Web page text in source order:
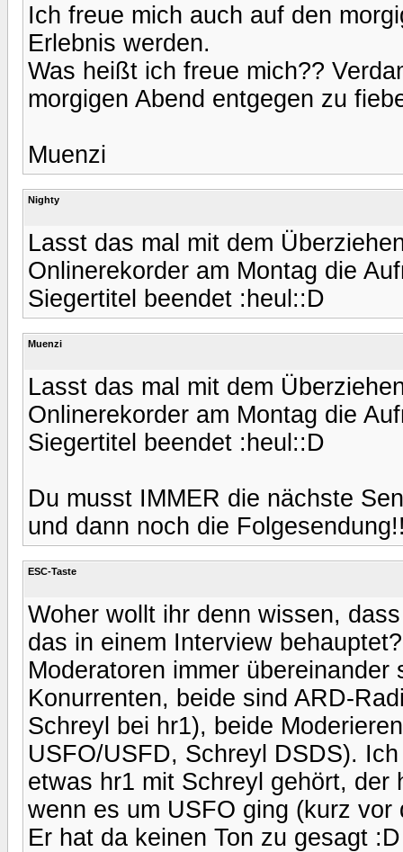
Ich freue mich auch auf den
Erlebnis werden.
Was heißt ich freue mich??
morgigen Abend entgegen zu
Muenzi
Nighty
Lasst das mal mit dem
Onlinerekorder am Montag die
Siegertitel beendet :heul::D
Muenzi
Lasst das mal mit dem
Onlinerekorder am Montag die
Siegertitel beendet :heul::D
Du musst IMMER die nächste
und dann noch die
ESC-Taste
Woher wollt ihr denn wissen,
das in einem Interview
Moderatoren immer
Konurrenten, beide sind ARD-
Schreyl bei hr1), beide
USFO/USFD, Schreyl DSDS).
etwas hr1 mit Schreyl gehört, der
wenn es um USFO ging (kurz
Er hat da keinen Ton zu gesagt :D